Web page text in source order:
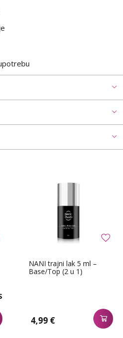
NANI trajni lak 5 ml –
Base/Top (2 u 1)
4,99 €